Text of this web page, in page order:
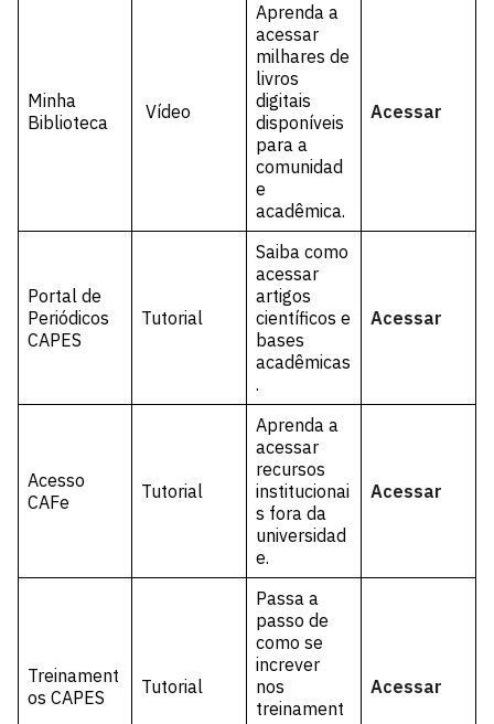
Minha
Biblioteca
Vídeo
Aprenda a
acessar
milhares de
livros
digitais
disponíveis
para a
comunidad
e
acadêmica.
Acessar
Portal de
Periódicos
CAPES
Tutorial
Saiba como
acessar
artigos
científicos e
bases
acadêmicas
.
Acessar
Acesso
CAFe
Tutorial
Aprenda a
acessar
recursos
institucionai
s fora da
universidad
e.
Acessar
Treinament
os CAPES
Tutorial
Passa a
passo de
como se
increver
nos
treinament
Acessar